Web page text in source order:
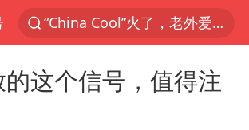
“China Cool”火了，老外爱上中国避暑游
浙江台州《告全体市民书》
这个信号，值得注